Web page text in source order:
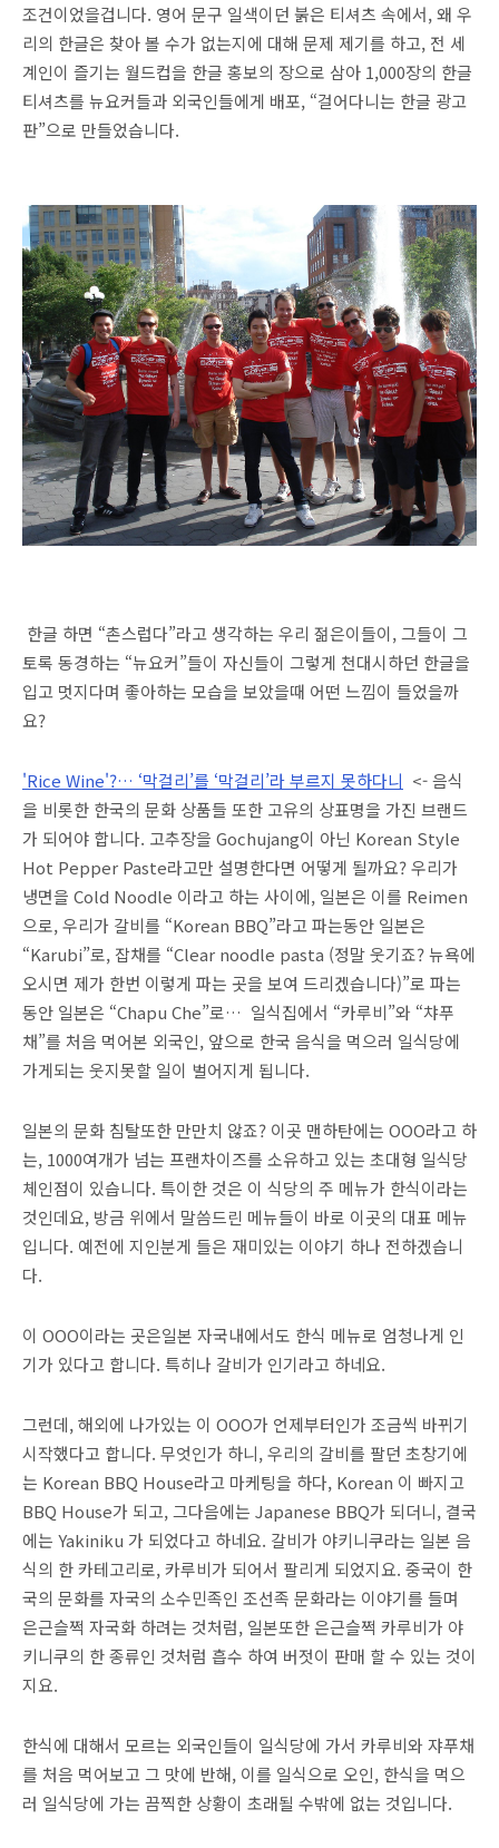
조건이었을겁니다. 영어 문구 일색이던 붉은 티셔츠 속에서, 왜 우
리의 한글은 찾아 볼 수가 없는지에 대해 문제 제기를 하고, 전 세
계인이 즐기는 월드컵을 한글 홍보의 장으로 삼아 1,000장의 한글
티셔츠를 뉴요커들과 외국인들에게 배포, “걸어다니는 한글 광고
판”으로 만들었습니다.
한글 하면 “촌스럽다”라고 생각하는 우리 젊은이들이, 그들이 그
토록 동경하는 “뉴요커”들이 자신들이 그렇게 천대시하던 한글을
입고 멋지다며 좋아하는 모습을 보았을때 어떤 느낌이 들었을까
요?
'Rice Wine'?… ‘막걸리’를 ‘막걸리’라 부르지 못하다니 <- 음식
을 비롯한 한국의 문화 상품들 또한 고유의 상표명을 가진 브랜드
가 되어야 합니다. 고추장을 Gochujang이 아닌 Korean Style
Hot Pepper Paste라고만 설명한다면 어떻게 될까요? 우리가
냉면을 Cold Noodle 이라고 하는 사이에, 일본은 이를 Reimen
으로, 우리가 갈비를 “Korean BBQ”라고 파는동안 일본은
“Karubi”로, 잡채를 “Clear noodle pasta (정말 웃기죠? 뉴욕에
오시면 제가 한번 이렇게 파는 곳을 보여 드리겠습니다)”로 파는
동안 일본은 “Chapu Che”로… 일식집에서 “카루비”와 “챠푸
채”를 처음 먹어본 외국인, 앞으로 한국 음식을 먹으러 일식당에
가게되는 웃지못할 일이 벌어지게 됩니다.
일본의 문화 침탈또한 만만치 않죠? 이곳 맨하탄에는 OOO라고 하
는, 1000여개가 넘는 프랜차이즈를 소유하고 있는 초대형 일식당
체인점이 있습니다. 특이한 것은 이 식당의 주 메뉴가 한식이라는
것인데요, 방금 위에서 말씀드린 메뉴들이 바로 이곳의 대표 메뉴
입니다. 예전에 지인분게 들은 재미있는 이야기 하나 전하겠습니
다.
이 OOO이라는 곳은일본 자국내에서도 한식 메뉴로 엄청나게 인
기가 있다고 합니다. 특히나 갈비가 인기라고 하네요.
그런데, 해외에 나가있는 이 OOO가 언제부터인가 조금씩 바뀌기
시작했다고 합니다. 무엇인가 하니, 우리의 갈비를 팔던 초창기에
는 Korean BBQ House라고 마케팅을 하다, Korean 이 빠지고
BBQ House가 되고, 그다음에는 Japanese BBQ가 되더니, 결국
에는 Yakiniku 가 되었다고 하네요. 갈비가 야키니쿠라는 일본 음
식의 한 카테고리로, 카루비가 되어서 팔리게 되었지요. 중국이 한
국의 문화를 자국의 소수민족인 조선족 문화라는 이야기를 들며
은근슬쩍 자국화 하려는 것처럼, 일본또한 은근슬쩍 카루비가 야
키니쿠의 한 종류인 것처럼 흡수 하여 버젓이 판매 할 수 있는 것이
지요.
한식에 대해서 모르는 외국인들이 일식당에 가서 카루비와 쟈푸채
를 처음 먹어보고 그 맛에 반해, 이를 일식으로 오인, 한식을 먹으
러 일식당에 가는 끔찍한 상황이 초래될 수밖에 없는 것입니다.